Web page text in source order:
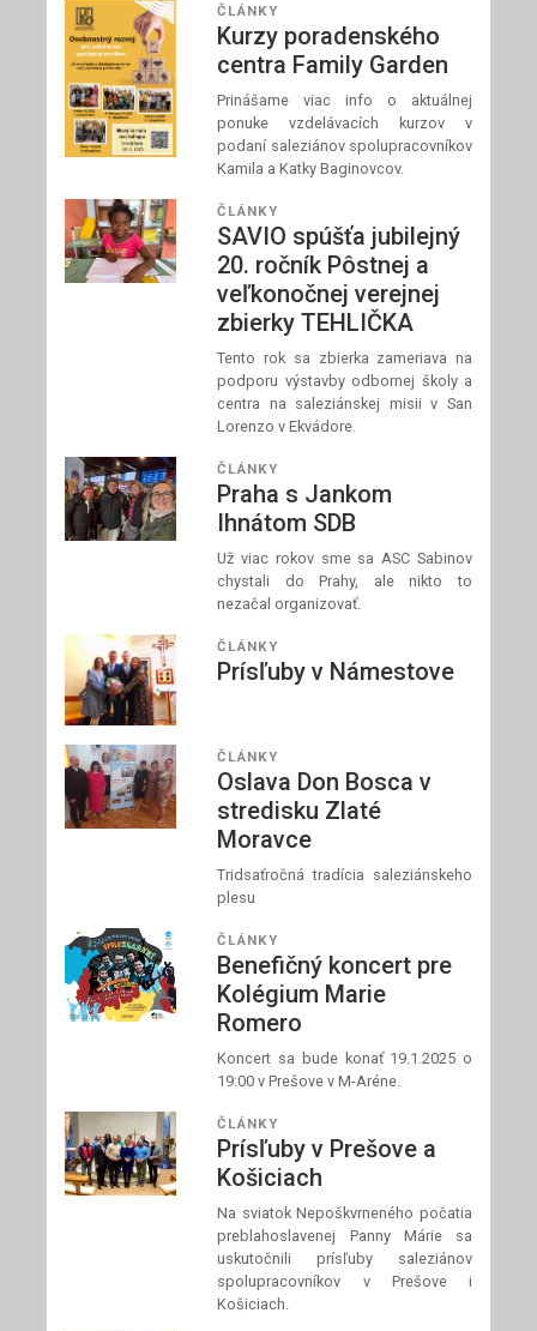
ČLÁNKY
Kurzy poradenského
centra Family Garden
Prinášame viac info o aktuálnej
ponuke vzdelávacích kurzov v
podaní saleziánov spolupracovníkov
Kamila a Katky Baginovcov.
ČLÁNKY
SAVIO spúšťa jubilejný
20. ročník Pôstnej a
veľkonočnej verejnej
zbierky TEHLIČKA
Tento rok sa zbierka zameriava na
podporu výstavby odbornej školy a
centra na saleziánskej misii v San
Lorenzo v Ekvádore.
ČLÁNKY
Praha s Jankom
Ihnátom SDB
Už viac rokov sme sa ASC Sabinov
chystali do Prahy, ale nikto to
nezačal organizovať.
ČLÁNKY
Prísľuby v Námestove
ČLÁNKY
Oslava Don Bosca v
stredisku Zlaté
Moravce
Tridsaťročná tradícia saleziánskeho
plesu
ČLÁNKY
Benefičný koncert pre
Kolégium Marie
Romero
Koncert sa bude konať 19.1.2025 o
19:00 v Prešove v M-Aréne.
ČLÁNKY
Prísľuby v Prešove a
Košiciach
Na sviatok Nepoškvrneného počatia
preblahoslavenej Panny Márie sa
uskutočnili prísľuby saleziánov
spolupracovníkov v Prešove i
Košiciach.